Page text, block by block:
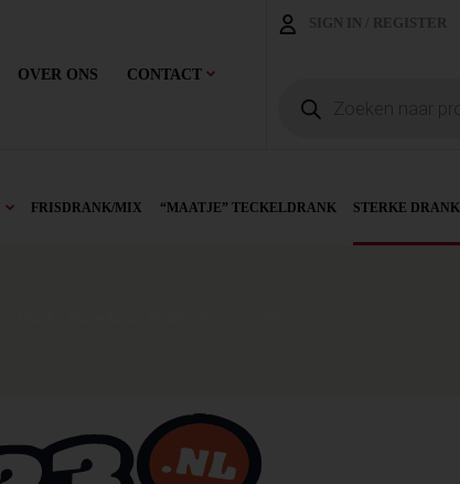
OVER ONS CONTACT
SIGN IN / REGISTER
FRISDRANK/MIX “MAATJE” TECKELDRANK STERKE DRANK